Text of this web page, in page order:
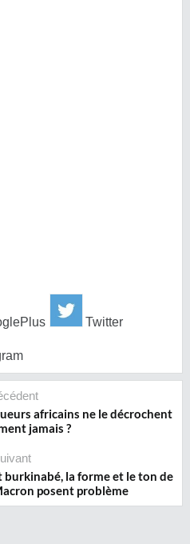
Twitter
africains ne le décrochent
jamais ?
burkinabé, la forme et le ton de
posent problème